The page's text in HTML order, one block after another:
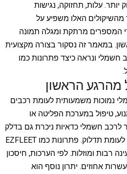
יותר. עלות, תחזוקה, נגישות
מהשיקולים האלו משפיע על
המספרים מרתקת ומגלה תמונה
במאמר זה נסקור בצורה מקצועית
ונראה כיצד פתרונות כמו
מהרגע הראשון
נמוכות משמעותית לעומת רכבים
טיפול במערכת הפליטה או
לרכב חשמלי כדאיות ניכרת גם בדלק
– עלות טעינת סוללה נמוכה לעומת תדלוק. פתרונות כמו EZFLEET
רבות ומוזלות. לפי הערכות, חיסכון
אחוזים. יתרון נוסף הוא